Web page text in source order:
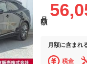
月額に含まれ
税金